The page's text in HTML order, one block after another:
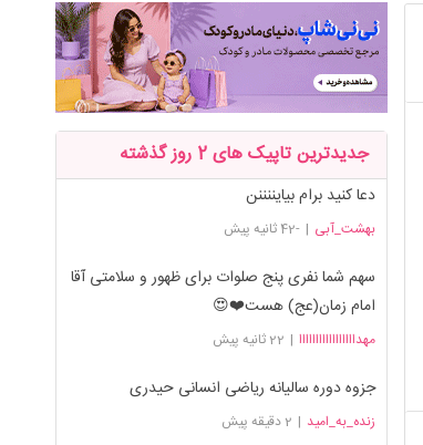
جدیدترین تاپیک های 2 روز گذشته
دعا کنید برام بیایننننن
بهشت_آبی | -42 ثانیه پیش
سهم شما نفری پنج صلوات برای ظهور و سلامتی آقا
امام زمان(عج) هست❤️😍
مهدااااااااااااااااا | 22 ثانیه پیش
جزوه دوره سالیانه ریاضی انسانی حیدری
زنده_به_امید | 2 دقیقه پیش